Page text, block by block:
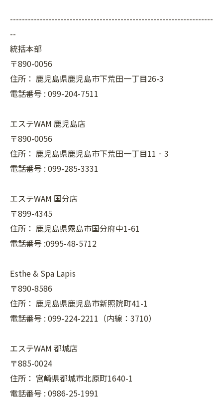
--------------------------------------------------------------------
--
統括本部
〒890-0056
住所： 鹿児島県鹿児島市下荒田一丁目26-3
電話番号 : 099-204-7511
エステWAM 鹿児島店
〒890-0056
住所： 鹿児島県鹿児島市下荒田一丁目11‐3
電話番号 : 099-285-3331
エステWAM 国分店
〒899-4345
住所： 鹿児島県霧島市国分府中1-61
電話番号 :0995-48-5712
Esthe & Spa Lapis
〒890-8586
住所： 鹿児島県鹿児島市新照院町41-1
電話番号 : 099-224-2211（内線：3710）
エステWAM 都城店
〒885-0024
住所： 宮崎県都城市北原町1640-1
電話番号 : 0986-25-1991